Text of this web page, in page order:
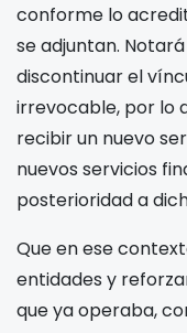
conforme lo
se adjuntan.
discontinuar el
irrevocable, por lo
recibir un nuevo
nuevos servicios
posterioridad a
Que en ese
entidades y
que ya operaba,